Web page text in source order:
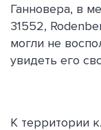
Ганновера, в
31552,
могли не
увидеть его
К территории